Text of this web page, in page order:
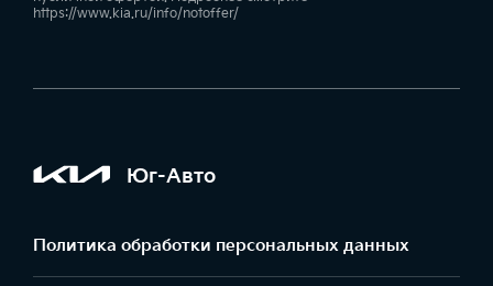
https://www.kia.ru/info/notoffer/
Юг-Авто
Политика обработки персональных данных